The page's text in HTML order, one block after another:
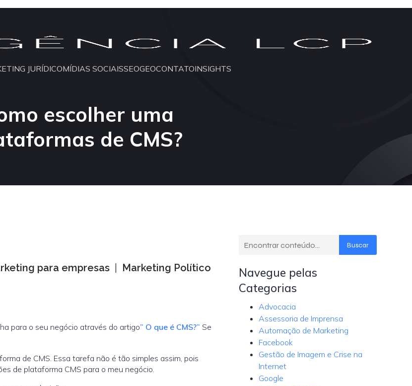
JURÍDICOMÍDIAS SOCIAISSEOGEOCONTATOINSIGHTS
escolher uma
de CMS?
para empresas
Marketing Político
para o seu negócio através do artigo” O que é CMS?” Se
de CMS. Essa tarefa não é tão simples assim, pois
de plataforma CMS para o meu negócio.
Buscar
Navegue pelas
Categorias
Advocacia
Assessoria de Imprensa
Automação de Marketing
Facebook
Gestão de Imagem e Crise na
Internet
Google